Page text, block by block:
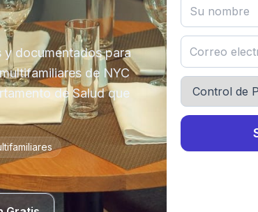
y documentados para
de NYC
de Salud que